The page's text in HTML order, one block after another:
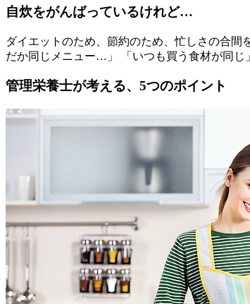
自炊をがんばっているけれど…
ダイエットのため、節約のため、忙しさの合
だか同じメニュー…」 「いつも買う食材が同じ」
管理栄養士が考える、5つのポイント